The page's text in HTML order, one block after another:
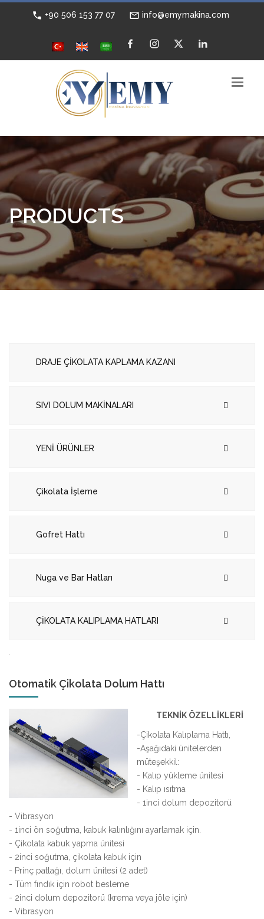
+90 506 153 77 07 info@emymakina.com
PRODUCTS
DRAJE ÇİKOLATA KAPLAMA KAZANI
SIVI DOLUM MAKİNALARI
YENİ ÜRÜNLER
Çikolata İşleme
Gofret Hattı
Nuga ve Bar Hatları
ÇİKOLATA KALIPLAMA HATLARI
Otomatik Çikolata Dolum Hattı
TEKNİK ÖZELLİKLERİ
-Çikolata Kalıplama Hattı,
-Aşağıdaki ünitelerden
müteşekkil:
- Kalıp yükleme ünitesi
- Kalıp ısıtma
- 1inci dolum depozitorü
- Vibrasyon
- 1inci ön soğutma, kabuk kalınlığını ayarlamak için.
- Çikolata kabuk yapma ünitesi
- 2inci soğutma, çikolata kabuk için
- Prinç patlağı, dolum ünitesi (2 adet)
- Tüm fındık için robot besleme
- 2inci dolum depozitorü (krema veya jöle için)
- Vibrasyon